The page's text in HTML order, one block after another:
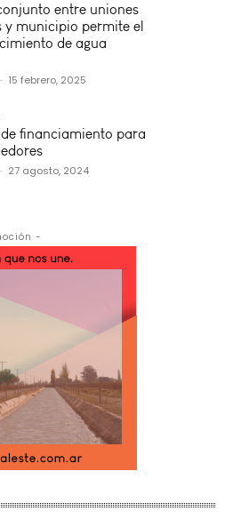
entre uniones
y municipio permite el
de agua
- 15 febrero, 2025
financiamiento para
- 27 agosto, 2024
-